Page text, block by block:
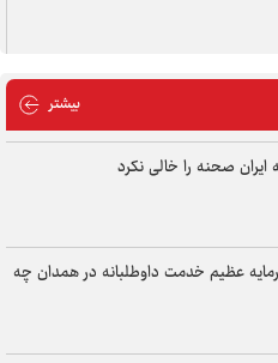
بیشتر مقالات
صحنه را خالی نکرد
عظیم خدمت داوطلبانه در همدان چه